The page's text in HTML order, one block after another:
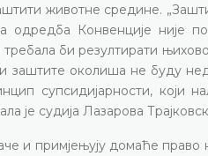
животне средине.
одредба Конвенције није
би резултирати
околиша не буду
супсидијарности, који
је судија Лазарова
и примјењују домаће право